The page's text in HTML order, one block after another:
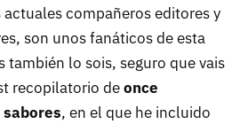
compañeros editores y
son unos fanáticos de esta
también lo sois, seguro que vais
recopilatorio deonce
sabores, en el que he incluido